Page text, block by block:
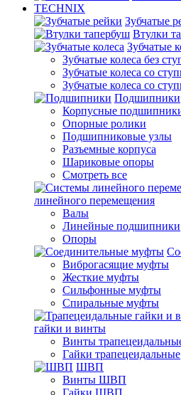
TECHNIX
Зубчатые
Втулки
Зубчатые
Зубчатые колеса без
Зубчатые колеса со
Зубчатые колеса со
Подшипники
Корпусные
Опорные ролики
Подшипниковые узлы
Разъемные корпуса
Шариковые опоры
Смотреть все
линейного перемещения
Валы
Линейные подшипники
Опоры
Виброгасящие муфты
Жесткие муфты
Сильфонные муфты
Спиральные муфты
гайки и винты
Винты
Гайки трапецеидальные
ШВП
Винты ШВП
Гайки ШВП